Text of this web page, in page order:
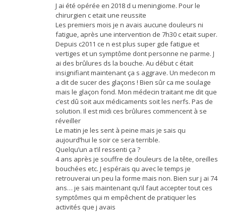
J ai été opérée en 2018 d u meningiome. Pour le
chirurgien c etait une reussite
Les premiers mois je n avais aucune douleurs ni
fatigue, après une intervention de 7h30 c etait super.
Depuis c2011 ce n est plus super gde fatigue et
vertiges et un symptôme dont personne ne parme. J
ai des brûlures ds la bouche. Au début c était
insignifiant maintenant ça s aggrave. Un medecon m
a dit de sucer des glaçons ! Bien sûr ca me soulage
mais le glaçon fond. Mon médecin traitant me dit que
c’est dû soit aux médicaments soit les nerfs. Pas de
solution. Il est midi ces brûlures commencent à se
réveiller
Le matin je les sent à peine mais je sais qu
aujourd’hui le soir ce sera terrible.
Quelqu’un a t’il ressenti ça ?
4 ans après je souffre de douleurs de la tête, oreilles
bouchées etc. J espérais qu avec le temps je
retrouverai un peu la forme mais non. Bien sur j ai 74
ans… je sais maintenant qu’il faut accepter tout ces
symptômes qui m empêchent de pratiquer les
activités que j avais